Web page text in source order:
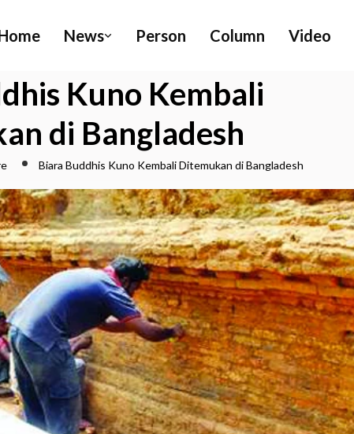
News Person Column Video
Kuno Kembali
di Bangladesh
Biara Buddhis Kuno Kembali Ditemukan di Bangladesh